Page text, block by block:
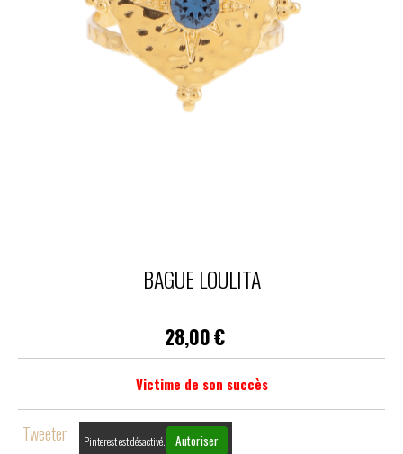
BAGUE LOULITA
28,00€
Victime de son succès
Tweeter Pinterest est désactivé. Autoriser